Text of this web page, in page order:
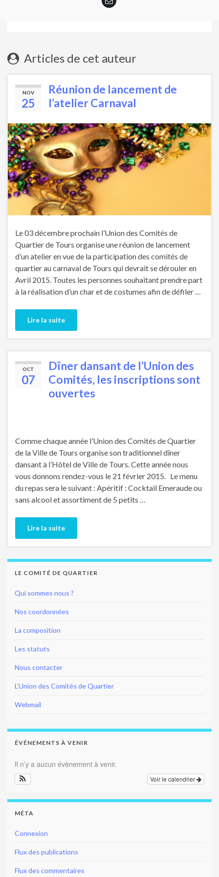
Articles de cet auteur
NOV
25
Réunion de lancement de
l’atelier Carnaval
Le 03 décembre prochain l’Union des Comités de
Quartier de Tours organise une réunion de lancement
d’un atelier en vue de la participation des comités de
quartier au carnaval de Tours qui devrait se dérouler en
Avril 2015. Toutes les personnes souhaitant prendre part
à la réalisation d’un char et de costumes afin de défiler …
Lire la suite
OCT
07
Dîner dansant de l’Union des
Comités, les inscriptions sont
ouvertes
Comme chaque année l’Union des Comités de Quartier
de la Ville de Tours organise son traditionnel dîner
dansant à l’Hôtel de Ville de Tours. Cette année nous
vous donnons rendez-vous le 21 février 2015. Le menu
du repas sera le suivant : Apéritif : Cocktail Emeraude ou
sans alcool et assortiment de 5 petits …
Lire la suite
LE COMITÉ DE QUARTIER
Qui sommes nous ?
Nos coordonnées
La composition
Les statuts
Nous contacter
L’Union des Comités de Quartier
Webmail
ÉVÉNEMENTS À VENIR
Il n’y a aucun évènement à venir.
Voir le calendrier
MÉTA
Connexion
Flux des publications
Flux des commentaires